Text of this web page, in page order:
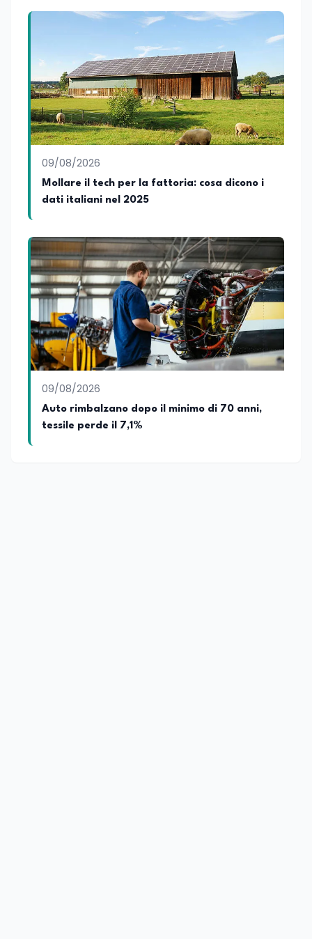
09/08/2026
Mollare il tech per la fattoria: cosa dicono i
dati italiani nel 2025
09/08/2026
Auto rimbalzano dopo il minimo di 70 anni,
tessile perde il 7,1%